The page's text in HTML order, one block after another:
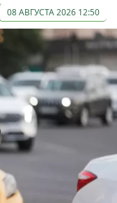
08 АВГУСТА 2026 12:50